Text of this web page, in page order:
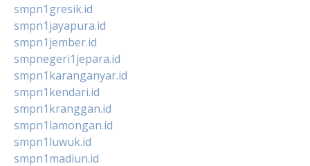
smpn1gresik.id
smpn1jayapura.id
smpn1jember.id
smpnegeri1jepara.id
smpn1karanganyar.id
smpn1kendari.id
smpn1kranggan.id
smpn1lamongan.id
smpn1luwuk.id
smpn1madiun.id